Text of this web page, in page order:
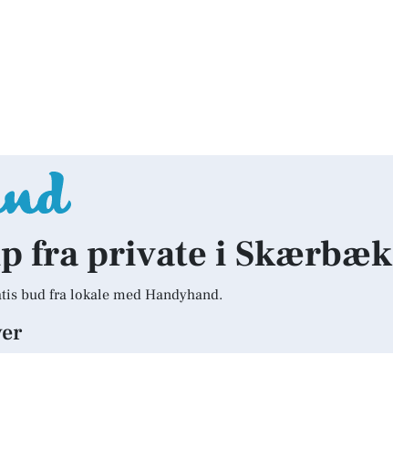
fra private i Skærbæk
bud fra lokale med Handyhand.